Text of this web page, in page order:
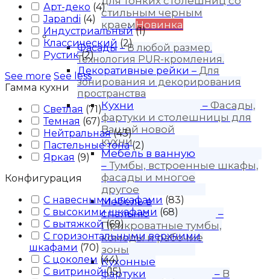
стильным черным
краемНовинка
Продукция
Фасады –В любой размер.
Технология PUR-кромления.
Декоративные рейки – Для
зонирования и декорирования
пространства
Кухни – Фасады,
фартуки и столешницы для
Вашей новой
кухни
Мебель в ванную
– Тумбы, встроенные шкафы,
фасады и многое
другое
Мебель в
спальню
–
Прикроватные тумбы,
комоды и рабочие
зоны
Кухонные
фартуки
– В
Арт-деко (4)
Japandi (4)
Индустриальный (1)
Классический (2)
Рустик (2)
See more See less
Гамма кухни
Светлая (71)
Темная (67)
Нейтральная (43)
Пастельные тона (2)
Яркая (9)
Конфигурация
С навесными шкафами (83)
С высокими шкафами (68)
С вытяжкой (69)
С горизонтальными верхними
шкафами (70)
С цоколем (44)
С витриной (15)